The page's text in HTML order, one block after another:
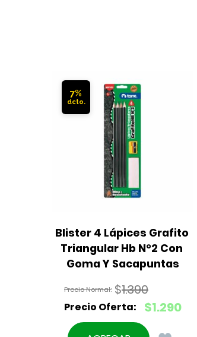
7%
Blister 4 Lápices Grafito
Triangular Hb N°2 Con
Goma Y Sacapuntas
$1.390
El
precio
original
$1.290
El